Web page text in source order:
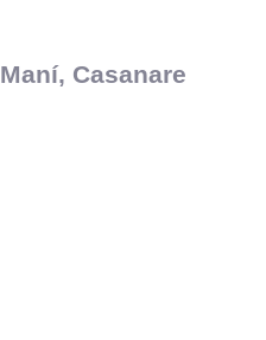
Maní, Casanare